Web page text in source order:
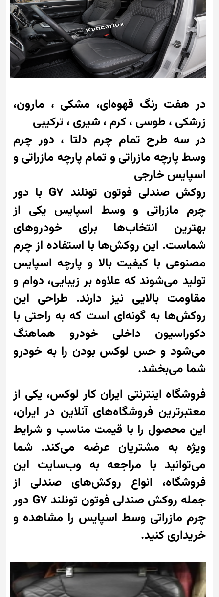
در هفت رنگ قهوه‌ای، مشکی ، مارون،
زرشکی ، طوسی ، کرم ، شیری ، ترکیبی
در سه طرح تمام چرم دلتا ، دور چرم
وسط پارچه مازراتی و تمام پارچه مازراتی و
اسپایس خارجی
روکش صندلی فوتون تونلند G7 با دور
چرم مازراتی و وسط اسپایس یکی از
بهترین انتخاب‌ها برای خودروهای
شماست. این روکش‌ها با استفاده از چرم
مصنوعی با کیفیت بالا و پارچه اسپایس
تولید می‌شوند که علاوه بر زیبایی، دوام و
مقاومت بالایی نیز دارند. طراحی این
روکش‌ها به گونه‌ای است که به راحتی با
دکوراسیون داخلی خودرو هماهنگ
می‌شود و حس لوکس بودن را به خودرو
شما می‌بخشد.
فروشگاه اینترنتی ایران کار لوکس، یکی از
معتبرترین فروشگاه‌های آنلاین در ایران،
این محصول را با قیمت مناسب و شرایط
ویژه به مشتریان عرضه می‌کند. شما
می‌توانید با مراجعه به وب‌سایت این
فروشگاه، انواع روکش‌های صندلی از
جمله روکش صندلی فوتون تونلند G7 دور
چرم مازراتی وسط اسپایس را مشاهده و
خریداری کنید.